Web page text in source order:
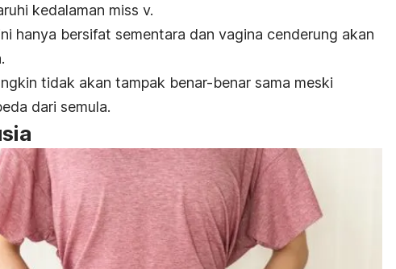
kedalaman miss v.
hanya bersifat sementara dan vagina cenderung akan
tidak akan tampak benar-benar sama meski
dari semula.